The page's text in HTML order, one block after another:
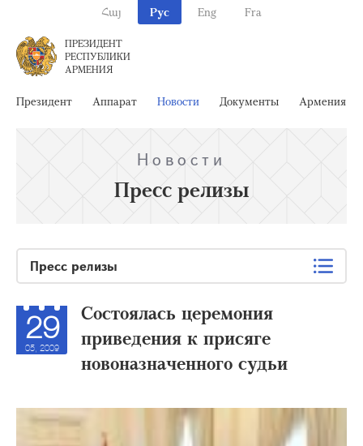
Հայ Рус Eng Fra
ПРЕЗИДЕНТ
РЕСПУБЛИКИ
АРМЕНИЯ
Президент Аппарат Новости Документы Армения
Новости
Пресс релизы
Пресс релизы
29
05, 2009
Состоялась церемония
приведения к присяге
новоназначенного судьи